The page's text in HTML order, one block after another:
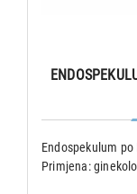
Endospekulum po
Primjena: